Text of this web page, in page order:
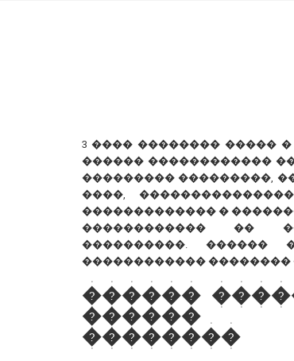
3 ���� �������� �����
������ ������������
��������� ���������,
����,
������������� �
������������ ��
����������. ������
������������
������
������
��������